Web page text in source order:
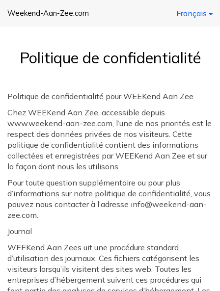
Weekend-Aan-Zee.com Français
Politique de confidentialité
Politique de confidentialité pour WEEKend Aan Zee
Chez WEEKend Aan Zee, accessible depuis
www.weekend-aan-zee.com, l’une de nos priorités est le
respect des données privées de nos visiteurs. Cette
politique de confidentialité contient des informations
collectées et enregistrées par WEEKend Aan Zee et sur
la façon dont nous les utilisons.
Pour toute question supplémentaire ou pour plus
d’informations sur notre politique de confidentialité, vous
pouvez nous contacter à l’adresse info@weekend-aan-
zee.com.
Journal
WEEKend Aan Zees uit une procédure standard
d’utilisation des journaux. Ces fichiers catégorisent les
visiteurs lorsqu’ils visitent des sites web. Toutes les
entreprises d’hébergement suivent ces procédures qui